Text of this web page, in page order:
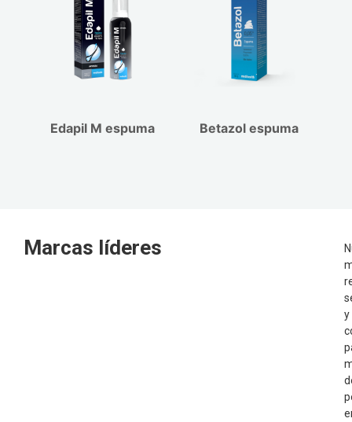
Edapil M espuma Betazol espuma
Marcas líderes
y